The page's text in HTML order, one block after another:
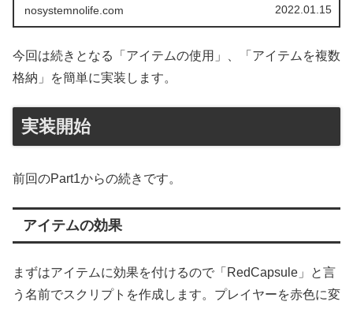
nosystemnolife.com 2022.01.15
今回は続きとなる「アイテムの使用」、「アイテムを複数
格納」を簡単に実装します。
実装開始
前回のPart1からの続きです。
アイテムの効果
まずはアイテムに効果を付けるので「RedCapsule」と言
う名前でスクリプトを作成します。プレイヤーを赤色に変